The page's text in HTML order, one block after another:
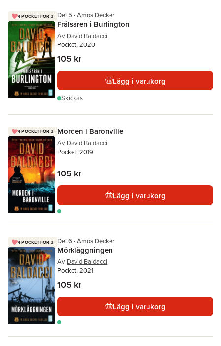
4 POCKET FÖR 3 Del 5 - Amos Decker
Frälsaren i Burlington
Av David Baldacci
Pocket, 2020
105 kr
Lägg i varukorg
Skickas
4 POCKET FÖR 3 Morden i Baronville
Av David Baldacci
Pocket, 2019
105 kr
Lägg i varukorg
4 POCKET FÖR 3 Del 6 - Amos Decker
Mörkläggningen
Av David Baldacci
Pocket, 2021
105 kr
Lägg i varukorg